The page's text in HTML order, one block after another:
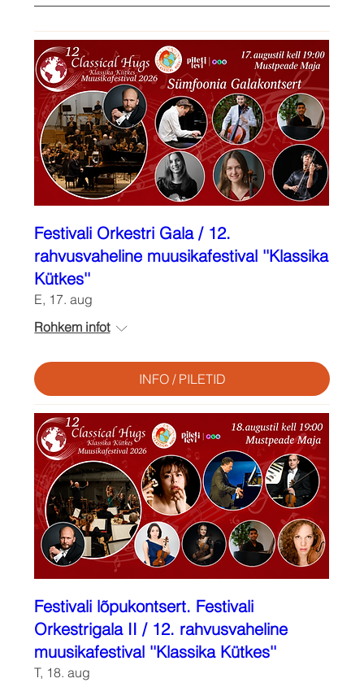
Festivali Orkestri Gala / 12.
rahvusvaheline muusikafestival ''Klassika
Kütkes''
E, 17. aug
Rohkem infot
INFO / PILETID
Festivali lõpukontsert. Festivali
Orkestrigala II / 12. rahvusvaheline
muusikafestival ''Klassika Kütkes''
T, 18. aug